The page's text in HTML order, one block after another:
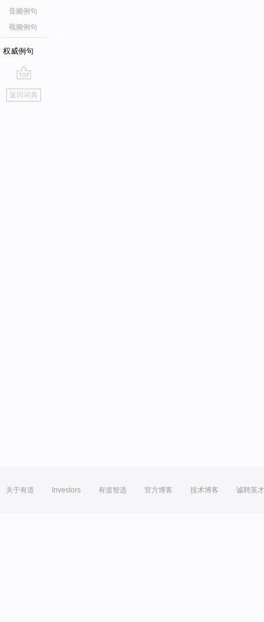
音频例句
视频例句
权威例句
go
top
返回词典
关于有道 Investors 有道智选 官方博客 技术博客 诚聘英才